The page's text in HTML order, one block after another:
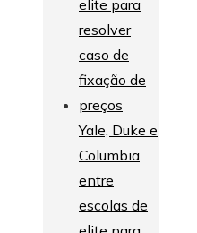
Yale, Duke e
Columbia
entre
escolas de